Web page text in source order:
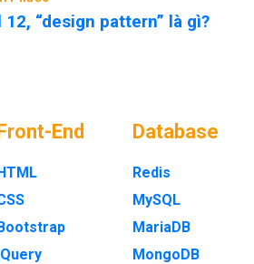
12, “design pattern” là gì?
End Database
Redis
MySQL
MariaDB
MongoDB